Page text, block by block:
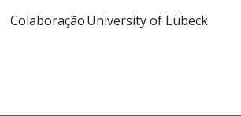
ColaboraçãoUniversity of Lübeck